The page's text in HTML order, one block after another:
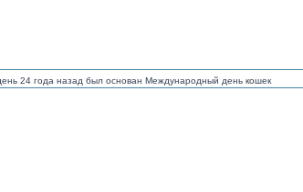
24 года назад был основан Международный день кошек